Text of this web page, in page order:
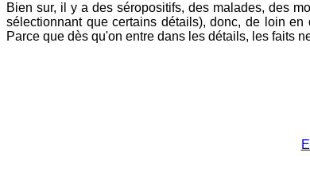
Bien sur, il y a des séropositifs, des malades, des
sélectionnant que certains détails), donc, de loin
Parce que dès qu'on entre dans les détails, les faits